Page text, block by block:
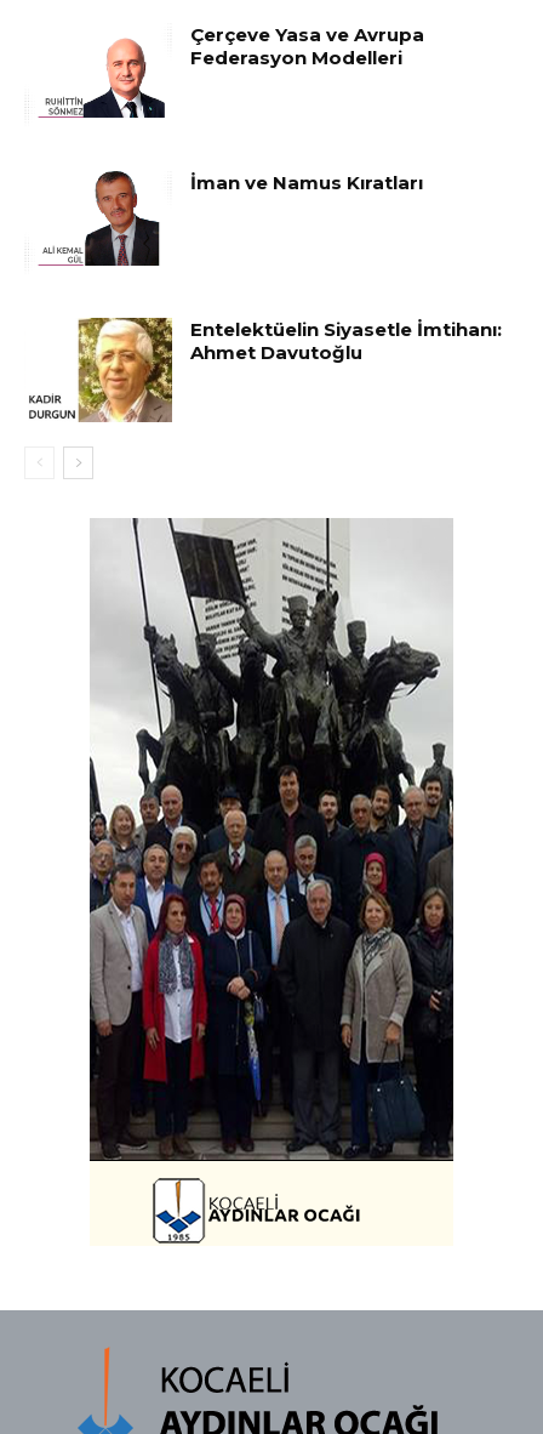
Çerçeve Yasa ve Avrupa
Federasyon Modelleri
İman ve Namus Kıratları
Entelektüelin Siyasetle İmtihanı:
Ahmet Davutoğlu